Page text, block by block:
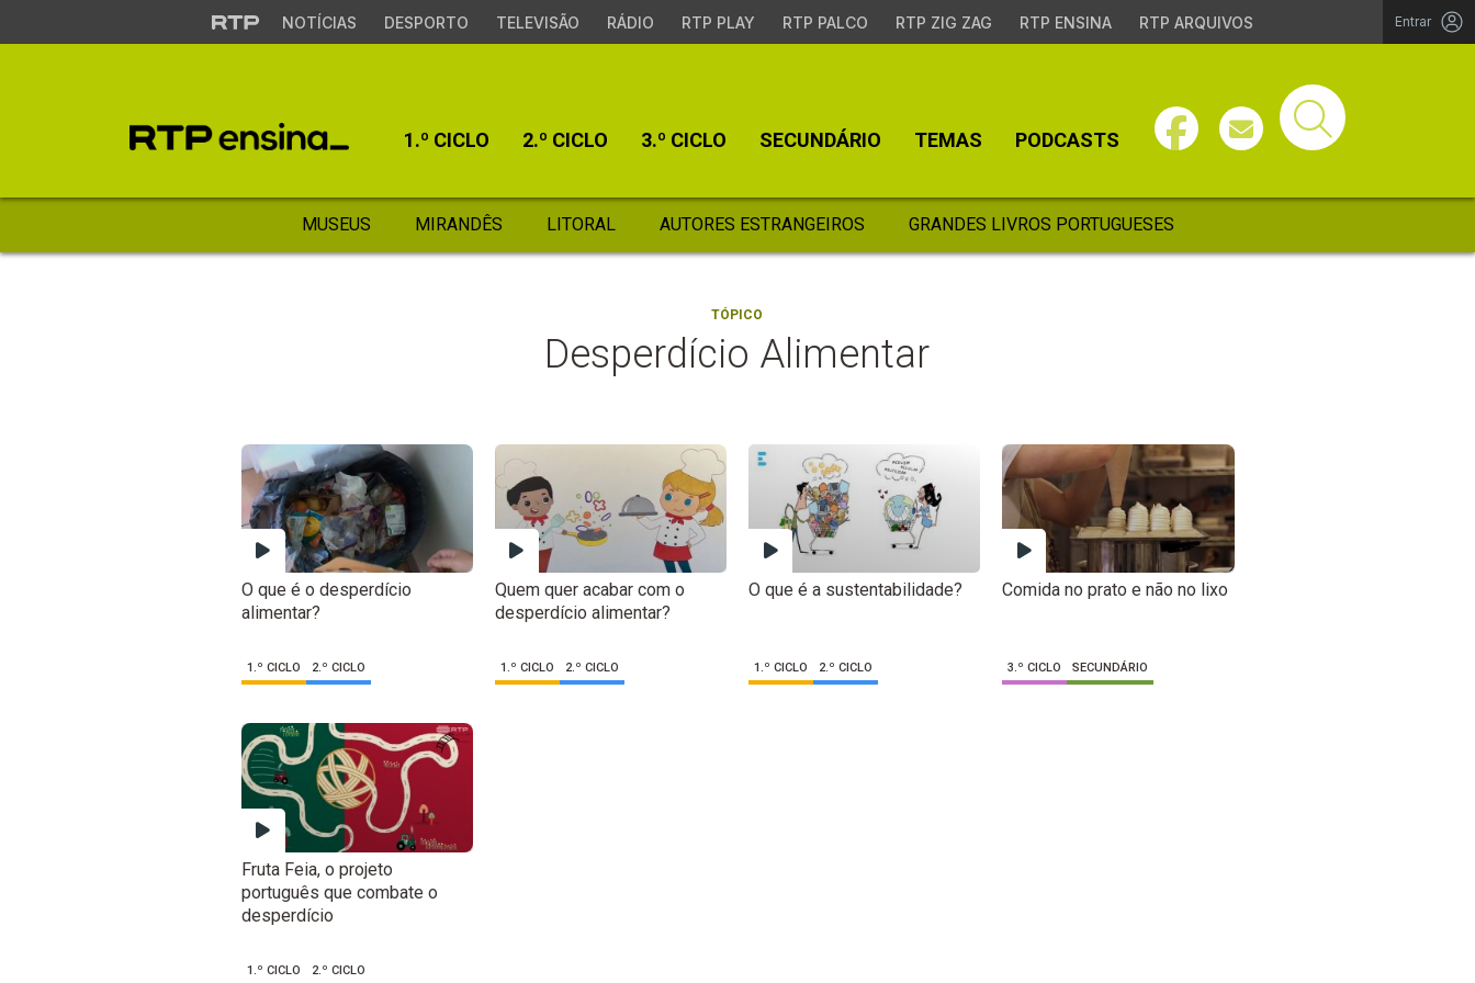
NOTÍCIAS DESPORTO TELEVISÃO RÁDIO RTP PLAY RTP PALCO RTP ZIG ZAG RTP ENSINA RTP ARQUIVOS Entrar
1.º CICLO 2.º CICLO 3.º CICLO SECUNDÁRIO TEMAS PODCASTS
MUSEUS MIRANDÊS LITORAL AUTORES ESTRANGEIROS GRANDES LIVROS PORTUGUESES
TÓPICO
Desperdício Alimentar
O que é o desperdício
alimentar?
1.º CICLO 2.º CICLO
Quem quer acabar com o
desperdício alimentar?
1.º CICLO 2.º CICLO
O que é a sustentabilidade?
1.º CICLO 2.º CICLO
Comida no prato e não no lixo
3.º CICLO SECUNDÁRIO
Fruta Feia, o projeto
português que combate o
desperdício
1.º CICLO 2.º CICLO